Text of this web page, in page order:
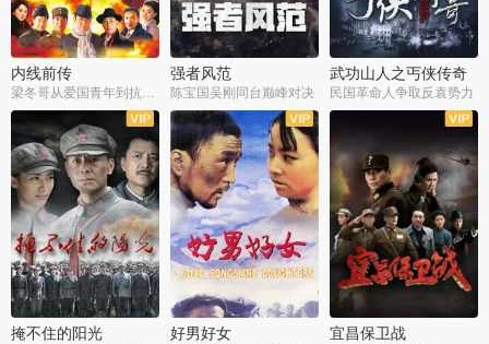
内线前传 强者风范
陈宝国吴刚同台巅峰对决
武功山人之丐侠传奇
民国革命人争取反袁势力
全38集
掩不住的阳光
全9集
好男好女
全35集
宜昌保卫战